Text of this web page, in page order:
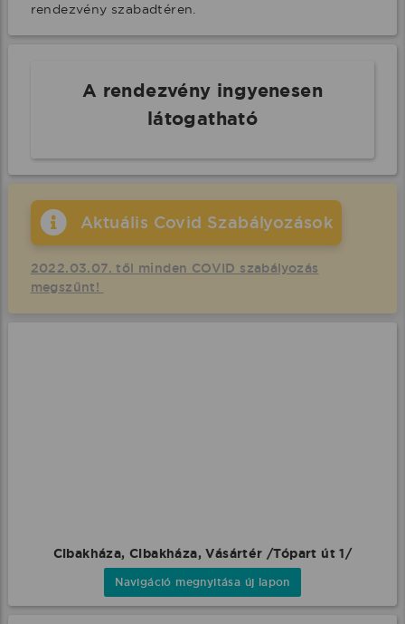
rendezvény szabadtéren.
A rendezvény ingyenesen
látogatható
Aktuális Covid Szabályozások
2022.03.07. től minden COVID szabályozás
megszűnt!
Cibakháza, Cibakháza, Vásártér /Tópart út 1/
Navigáció megnyitása új lapon